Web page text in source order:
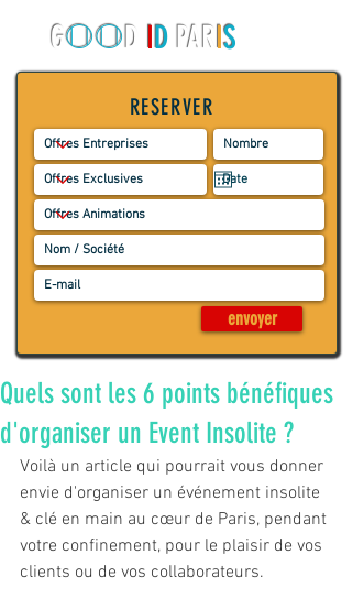
GOOD ID PARIS
RESERVER
envoyer
Quels sont les 6 points bénéfiques
d'organiser un Event Insolite ?
Voilà un article qui pourrait vous donner
envie d'organiser un événement insolite
& clé en main au cœur de Paris, pendant
votre confinement, pour le plaisir de vos
clients ou de vos collaborateurs.